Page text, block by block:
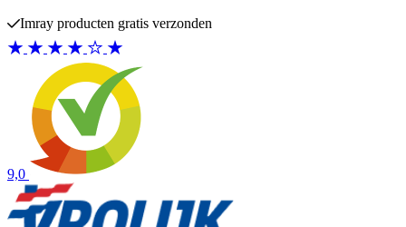
Imray producten gratis verzonden
9,0